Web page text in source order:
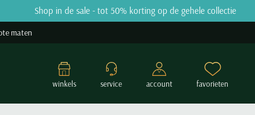
Shop in de sale - tot 50% korting op de gehele collectie
maten
winkels service account favorieten